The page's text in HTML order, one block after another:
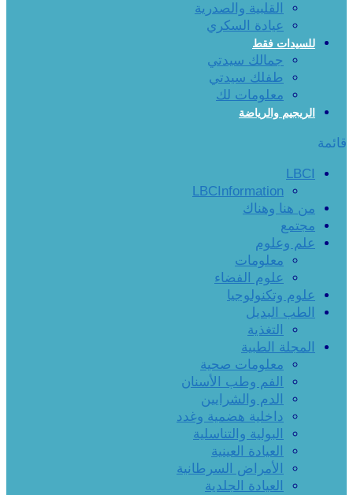
القلبية والصدرية
عيادة السكري
للسيدات فقط
جمالك سيدتي
طفلك سيدتي
معلومات لك
الريجيم والرياضة
قائمة
LBCI
LBCInformation
من هنا وهناك
مجتمع
علم وعلوم
معلومات
علوم الفضاء
علوم وتكنولوجيا
الطب البديل
التغذية
المجلة الطبية
معلومات صحية
الفم وطب الأسنان
الدم والشرايين
داخلية هضمية وغدد
البولية والتناسلية
العيادة العينية
الأمراض السرطانية
العيادة الجلدية